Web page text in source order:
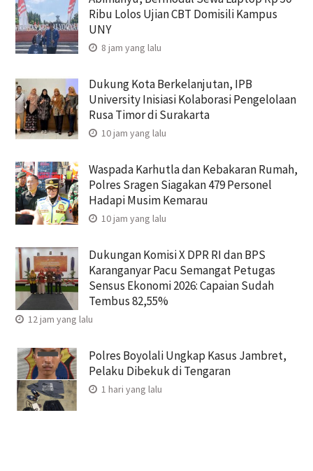
Ribu Lolos Ujian CBT Domisili Kampus
UNY
8 jam yang lalu
Dukung Kota Berkelanjutan, IPB
University Inisiasi Kolaborasi Pengelolaan
Rusa Timor di Surakarta
10 jam yang lalu
Waspada Karhutla dan Kebakaran Rumah,
Polres Sragen Siagakan 479 Personel
Hadapi Musim Kemarau
10 jam yang lalu
Dukungan Komisi X DPR RI dan BPS
Karanganyar Pacu Semangat Petugas
Sensus Ekonomi 2026: Capaian Sudah
Tembus 82,55%
12 jam yang lalu
Polres Boyolali Ungkap Kasus Jambret,
Pelaku Dibekuk di Tengaran
1 hari yang lalu